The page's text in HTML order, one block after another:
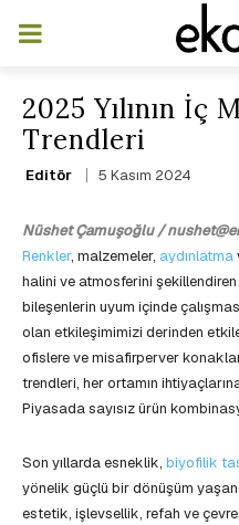
2025 Yılının İç
Trendleri
Editör 5 Kasım 2024
Nüshet Çamuşoğlu /
Renkler, malzemeler, aydınlatma
halini ve atmosferini şekillendiren
bileşenlerin uyum içinde
olan etkileşimimizi derinden
ofislere ve misafirperver
trendleri, her ortamın
Piyasada sayısız ürün
Son yıllarda esneklik, biyofilik
yönelik güçlü bir dönüşüm
estetik, işlevsellik, refah ve